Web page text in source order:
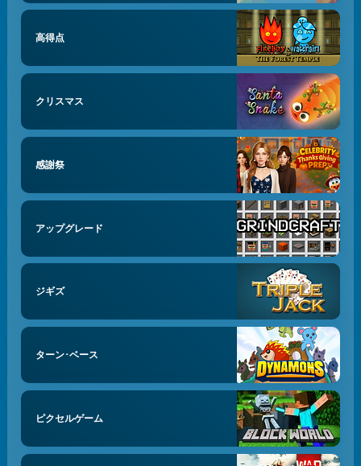
高得点
クリスマス
感謝祭
アップグレード
ジギズ
ターン･ベース
ピクセルゲーム